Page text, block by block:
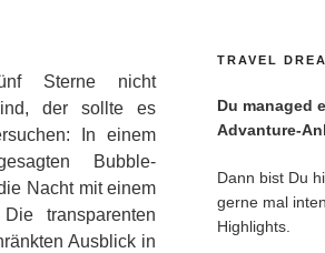
Sterne nicht
der sollte es
In einem
Bubble-
Nacht mit einem
transparenten
Ausblick in
TRAVEL
Du managed
Advanture-
Dann bist Du
gerne mal
Highlights.